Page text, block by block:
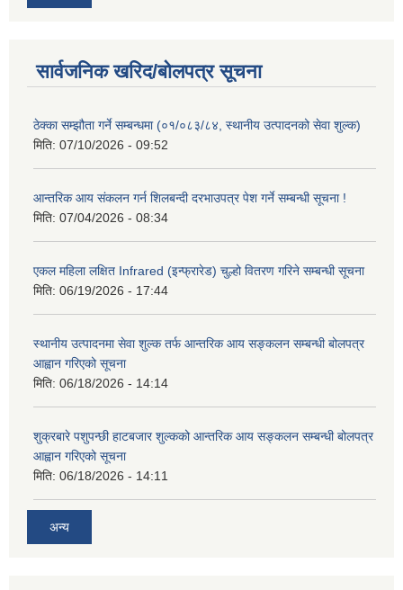
सार्वजनिक खरिद/बोलपत्र सूचना
ठेक्का सम्झौता गर्ने सम्बन्धमा (०१/०८३/८४, स्थानीय उत्पादनको सेवा शुल्क)
मिति: 07/10/2026 - 09:52
आन्तरिक आय संकलन गर्न शिलबन्दी दरभाउपत्र पेश गर्ने सम्बन्धी सूचना !
मिति: 07/04/2026 - 08:34
एकल महिला लक्षित Infrared (इन्फ्रारेड) चुल्हो वितरण गरिने सम्बन्धी सूचना
मिति: 06/19/2026 - 17:44
स्थानीय उत्पादनमा सेवा शुल्क तर्फ आन्तरिक आय सङ्कलन सम्बन्धी बोलपत्र
आह्वान गरिएको सूचना
मिति: 06/18/2026 - 14:14
शुक्रबारे पशुपन्छी हाटबजार शुल्कको आन्तरिक आय सङ्कलन सम्बन्धी बोलपत्र
आह्वान गरिएको सूचना
मिति: 06/18/2026 - 14:11
अन्य